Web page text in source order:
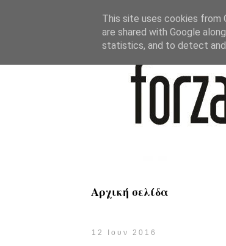
Αρχική σελίδα
12 Ιουν 2016
This site uses cookies from
are shared with Google
statistics, and to detect and